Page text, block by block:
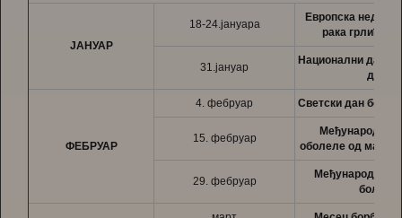
ЈАНУАР
18-24.јануара
Европска недеља
рака грлића
31.јануар
Национални дан
дима
ФЕБРУАР
4. фебруар Светски дан борбе
15. фебруар
Међународни
оболелe од
29. фебруар
Међународни да
болести